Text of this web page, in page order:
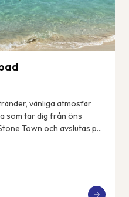
vänliga atmosfär
som tar dig från öns
Town och avslutas på